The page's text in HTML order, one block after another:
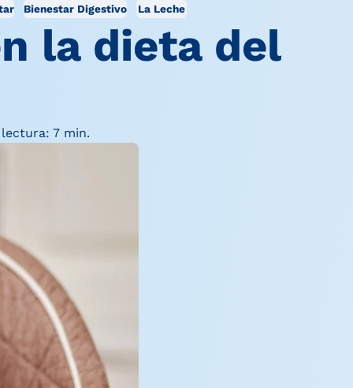
Bienestar Digestivo La Leche
la dieta del
7 min.